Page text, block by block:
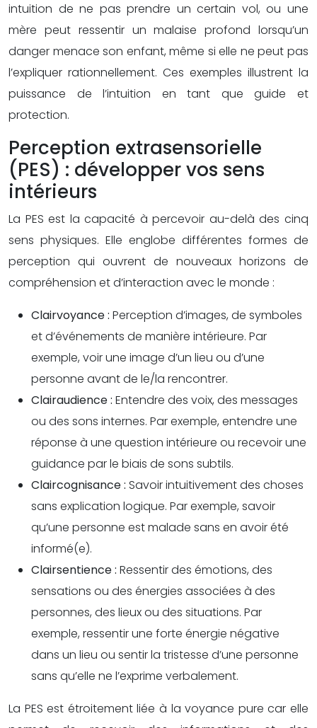
intuition de ne pas prendre un certain vol, ou une
mère peut ressentir un malaise profond lorsqu’un
danger menace son enfant, même si elle ne peut pas
l’expliquer rationnellement. Ces exemples illustrent la
puissance de l’intuition en tant que guide et
protection.
Perception extrasensorielle
(PES) : développer vos sens
intérieurs
La PES est la capacité à percevoir au-delà des cinq
sens physiques. Elle englobe différentes formes de
perception qui ouvrent de nouveaux horizons de
compréhension et d’interaction avec le monde :
Clairvoyance : Perception d’images, de symboles
et d’événements de manière intérieure. Par
exemple, voir une image d’un lieu ou d’une
personne avant de le/la rencontrer.
Clairaudience : Entendre des voix, des messages
ou des sons internes. Par exemple, entendre une
réponse à une question intérieure ou recevoir une
guidance par le biais de sons subtils.
Claircognisance : Savoir intuitivement des choses
sans explication logique. Par exemple, savoir
qu’une personne est malade sans en avoir été
informé(e).
Clairsentience : Ressentir des émotions, des
sensations ou des énergies associées à des
personnes, des lieux ou des situations. Par
exemple, ressentir une forte énergie négative
dans un lieu ou sentir la tristesse d’une personne
sans qu’elle ne l’exprime verbalement.
La PES est étroitement liée à la voyance pure car elle